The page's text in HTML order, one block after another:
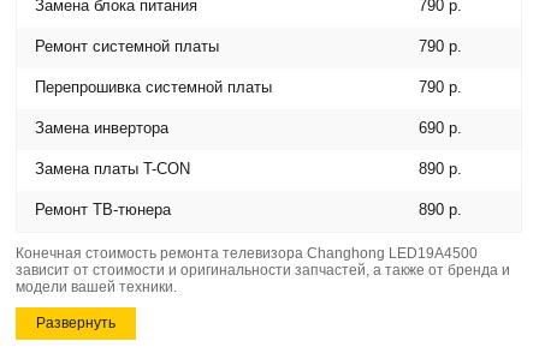
Замена блока питания 790 р.
Ремонт системной платы 790 р.
Перепрошивка системной платы 790 р.
Замена инвертора 690 р.
Замена платы T-CON 890 р.
Ремонт ТВ-тюнера 890 р.
Конечная стоимость ремонта телевизора Changhong LED19A4500
зависит от стоимости и оригинальности запчастей, а также от бренда и
модели вашей техники.
Развернуть